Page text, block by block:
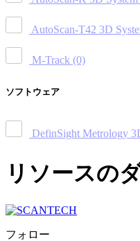
AutoScan-T42 3D
M-Track (0)
ソフトウェア
DefinSight Metrology
リソースの
フォロー